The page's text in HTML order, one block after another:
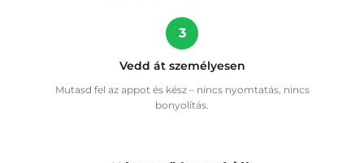
3
Vedd át személyesen
Mutasd fel az appot és kész – nincs nyomtatás, nincs
bonyolítás.